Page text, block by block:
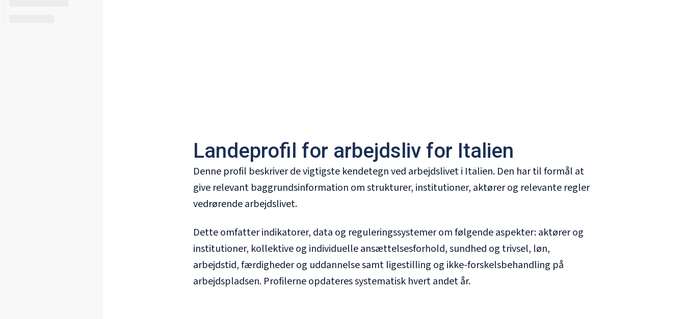
Landeprofil for arbejdsliv for Italien
Denne profil beskriver de vigtigste kendetegn ved arbejdslivet i Italien. Den har til formål at
give relevant baggrundsinformation om strukturer, institutioner, aktører og relevante regler
vedrørende arbejdslivet.
Dette omfatter indikatorer, data og reguleringssystemer om følgende aspekter: aktører og
institutioner, kollektive og individuelle ansættelsesforhold, sundhed og trivsel, løn,
arbejdstid, færdigheder og uddannelse samt ligestilling og ikke-forskelsbehandling på
arbejdspladsen. Profilerne opdateres systematisk hvert andet år.